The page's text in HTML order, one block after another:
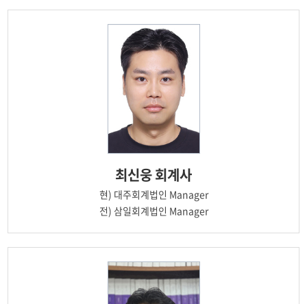
최신웅회계사
현) 대주회계법인 Manager
전) 삼일회계법인 Manager